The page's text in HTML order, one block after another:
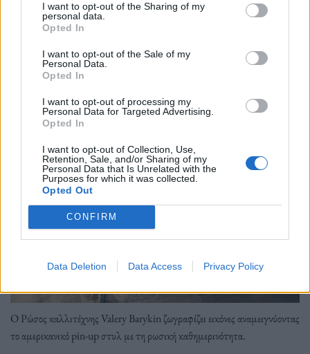
I want to opt-out of the Sharing of my
personal data.
Opted In
I want to opt-out of the Sale of my
Personal Data.
Opted In
I want to opt-out of processing my
Personal Data for Targeted Advertising.
Opted In
I want to opt-out of Collection, Use,
Retention, Sale, and/or Sharing of my
Personal Data that Is Unrelated with the
Purposes for which it was collected.
Opted Out
CONFIRM
Data Deletion Data Access Privacy Policy
16.01.2023
Ο Ρώσος καλλιτέχνης Valery Barykin ζωγραφίζει εικόνες αναμειγνύοντας
το αμερικανικό pin-up στυλ με τη ρωσική καθημερινότητα.